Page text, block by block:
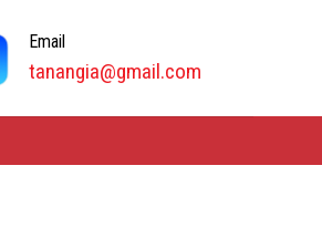
Email
tanangia@gmail.com